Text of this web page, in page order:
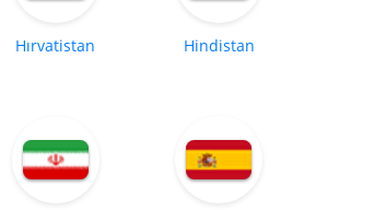
Hırvatistan Hindistan